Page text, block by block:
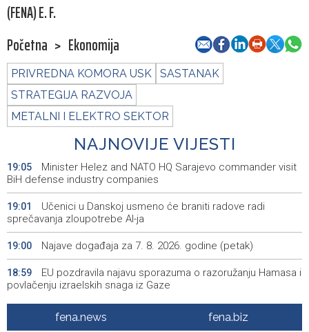
(FENA) E. F.
Početna > Ekonomija
PRIVREDNA KOMORA USK
SASTANAK
STRATEGIJA RAZVOJA
METALNI I ELEKTRO SEKTOR
NAJNOVIJE VIJESTI
19:05
Minister Helez and NATO HQ Sarajevo commander visit
BiH defense industry companies
19:01
Učenici u Danskoj usmeno će braniti radove radi
sprečavanja zloupotrebe AI-ja
19:00 Najave događaja za 7. 8. 2026. godine (petak)
18:59
EU pozdravila najavu sporazuma o razoružanju Hamasa i
povlačenju izraelskih snaga iz Gaze
London podnio kandidaturu za Svjetsko prvenstvo u
atletici 2029. godine
fena.news fena.biz